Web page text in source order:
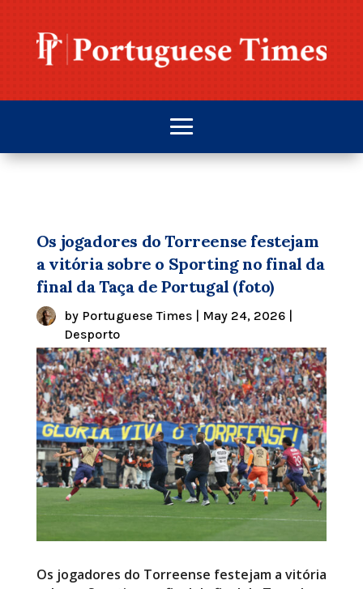
Os jogadores do Torreense festejam
a vitória sobre o Sporting no final da
final da Taça de Portugal (foto)
by Portuguese Times| May 24, 2026|
Desporto
Os jogadores do Torreense festejam a vitória